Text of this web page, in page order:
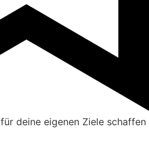
für deine eigenen Ziele schaffen